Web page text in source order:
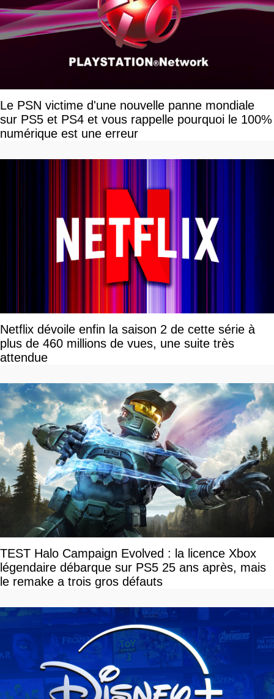
Le PSN victime d'une nouvelle panne mondiale
sur PS5 et PS4 et vous rappelle pourquoi le 100%
numérique est une erreur
Netflix dévoile enfin la saison 2 de cette série à
plus de 460 millions de vues, une suite très
attendue
TEST Halo Campaign Evolved : la licence Xbox
légendaire débarque sur PS5 25 ans après, mais
le remake a trois gros défauts